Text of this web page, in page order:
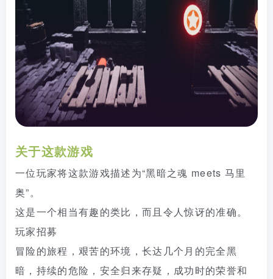
关于这款游戏
一位玩家将这款游戏描述为“黑暗之魂 meets 马里
奥”。
这是一个相当有趣的类比，而且令人惊讶的准确。
玩家招募
冒险的旅程，艰苦的环境，长达几个月的完全黑
暗，持续的危险，安全归来存疑，成功时的荣誉和